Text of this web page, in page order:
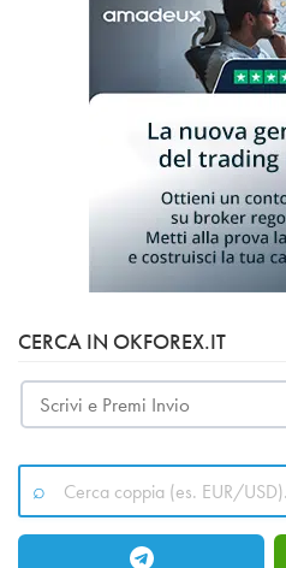
CERCA IN OKFOREX.IT